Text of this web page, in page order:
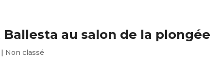
au salon de la plongée
| Non classé